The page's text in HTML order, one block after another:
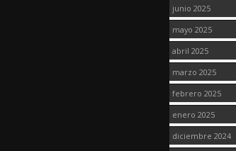
junio 2025
mayo 2025
abril 2025
marzo 2025
febrero 2025
enero 2025
diciembre 2024